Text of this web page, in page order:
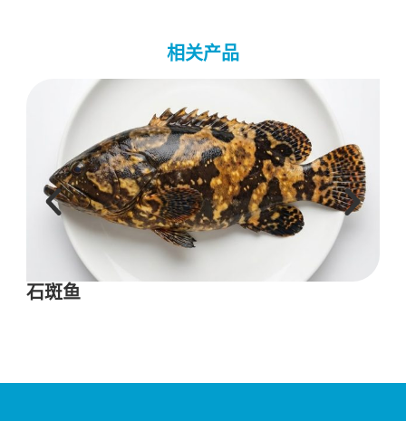
相关产品
石斑鱼